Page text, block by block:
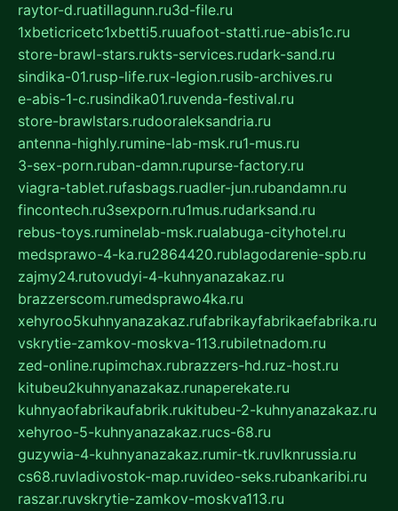
raytor-d.ruatillagunn.ru3d-file.ru
1xbeticricetc1xbetti5.ruuafoot-statti.rue-abis1c.ru
store-brawl-stars.rukts-services.rudark-sand.ru
sindika-01.rusp-life.rux-legion.rusib-archives.ru
e-abis-1-c.rusindika01.ruvenda-festival.ru
store-brawlstars.rudooraleksandria.ru
antenna-highly.rumine-lab-msk.ru1-mus.ru
3-sex-porn.ruban-damn.rupurse-factory.ru
viagra-tablet.rufasbags.ruadler-jun.rubandamn.ru
fincontech.ru3sexporn.ru1mus.rudarksand.ru
rebus-toys.ruminelab-msk.rualabuga-cityhotel.ru
medsprawo-4-ka.ru2864420.rublagodarenie-spb.ru
zajmy24.rutovudyi-4-kuhnyanazakaz.ru
brazzerscom.rumedsprawo4ka.ru
xehyroo5kuhnyanazakaz.rufabrikayfabrikaefabrika.ru
vskrytie-zamkov-moskva-113.rubiletnadom.ru
zed-online.rupimchax.rubrazzers-hd.ruz-host.ru
kitubeu2kuhnyanazakaz.runaperekate.ru
kuhnyaofabrikaufabrik.rukitubeu-2-kuhnyanazakaz.ru
xehyroo-5-kuhnyanazakaz.rucs-68.ru
guzywia-4-kuhnyanazakaz.rumir-tk.ruvlknrussia.ru
cs68.ruvladivostok-map.ruvideo-seks.rubankaribi.ru
raszar.ruvskrytie-zamkov-moskva113.ru